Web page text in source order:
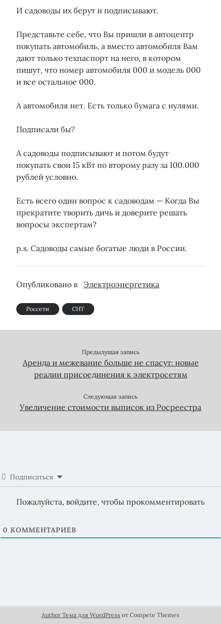
И садоводы их берут и подписывают.
Представьте себе, что Вы пришли в автоцентр
покупать автомобиль, а вместо автомобиля Вам
дают только техпаспорт на него, в котором
пишут, что номер автомобиля 000 и модель 000
и все остальное 000.
А автомобиля нет. Есть только бумага с нулями.
Подписали бы?
А садоводы подписывают и потом будут
покупать свои 15 кВт по второму разу за 100.000
рублей условно.
Есть всего один вопрос к садоводам — Когда Вы
прекратите творить дичь и доверите решать
вопросы экспертам?
p.s. Садоводы самые богатые люди в России.
Опубликовано в Электроэнергетика
Россети СНТ
Предыдущая запись
Аренда и межевание больше не спасут: новые
реалии присоединения к электросетям
Следующая запись
Увеличение стоимости выписок из Росреестра
Подписаться
Пожалуйста, войдите, чтобы прокомментировать
0 КОММЕНТАРИЕВ
Author Тема для WordPress от Compete Themes